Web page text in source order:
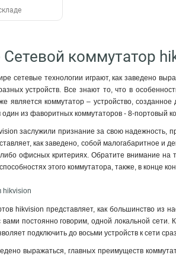
Сетевой коммутатор
сетевые технологии играют, как заведено
устройств. Все знают то, что в
является коммутатор – устройство,
один из фаворитных коммутаторов - 8-портовый
заслужили признание за свою надежность,
как заведено, собой малогабаритное и
офисных критериях. Обратите внимание на
этого коммутатора, также, в конце
hikvision
hikvision представляет, как большинство из
вами постоянно говорим, одной локальной
подключить до восьми устройств к сети
выражаться, главных преимуществ